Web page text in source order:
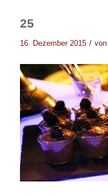
25
16. Dezember 2015 / von